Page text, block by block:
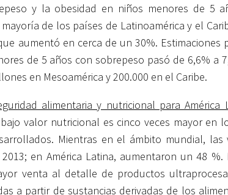
y la obesidad en niños menores de 5
de los países de Latinoamérica y el
aumentó en cerca de un 30%. Estimaciones
de 5 años con sobrepeso pasó de 6,6% a
en Mesoamérica y 200.000 en el Caribe.
alimentaria y nutricional para América
valor nutricional es cinco veces mayor en
Mientras en el ámbito mundial,
en América Latina, aumentaron un 48 %.
venta al detalle de productos
a partir de sustancias derivadas de los